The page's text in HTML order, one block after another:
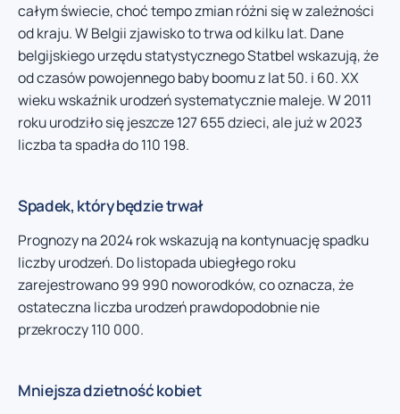
całym świecie, choć tempo zmian różni się w zależności
od kraju. W Belgii zjawisko to trwa od kilku lat. Dane
belgijskiego urzędu statystycznego Statbel wskazują, że
od czasów powojennego baby boomu z lat 50. i 60. XX
wieku wskaźnik urodzeń systematycznie maleje. W 2011
roku urodziło się jeszcze 127 655 dzieci, ale już w 2023
liczba ta spadła do 110 198.
Spadek, który będzie trwał
Prognozy na 2024 rok wskazują na kontynuację spadku
liczby urodzeń. Do listopada ubiegłego roku
zarejestrowano 99 990 noworodków, co oznacza, że
ostateczna liczba urodzeń prawdopodobnie nie
przekroczy 110 000.
Mniejsza dzietność kobiet